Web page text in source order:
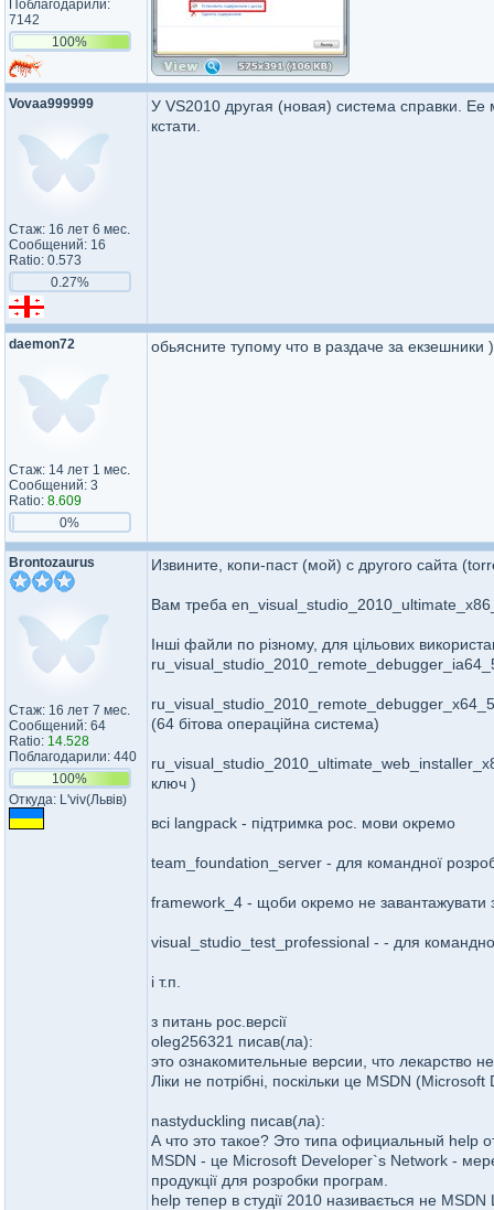
Поблагодарили:
7142
100%
Vovaa999999
Стаж: 16 лет 6 мес.
Сообщений: 16
Ratio: 0.573
0.27%
У VS2010 другая (новая) система справки.
кстати.
daemon72
Стаж: 14 лет 1 мес.
Сообщений: 3
Ratio: 8.609
0%
обьясните тупому что в раздаче за
Brontozaurus
Стаж: 16 лет 7 мес.
Сообщений: 64
Ratio: 14.528
Поблагодарили: 440
100%
Откуда: L'viv(Львів)
Извините, копи-паст (мой) с другого сайта
Вам треба
Інші файли по різному, для цільових
(64 бітова операційна система)
ключ )
всі langpack - підтримка рос. мови окремо
team_foundation_server - для командної
framework_4 - щоби окремо не завантажувати
visual_studio_test_professional - - для командної
і т.п.
з питань рос.версії
oleg256321 писав(ла):
это ознакомительные версии, что лекарство
Ліки не потрібні, поскільки це MSDN
nastyduckling писав(ла):
А что это такое? Это типа официальный help
MSDN - це Microsoft Developer`s Network -
продукції для розробки програм.
help тепер в студії 2010 називається не